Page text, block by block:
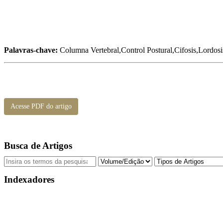
Palavras-chave: Columna Vertebral,Control
Acesse PDF do artigo
Busca de Artigos
Indexadores